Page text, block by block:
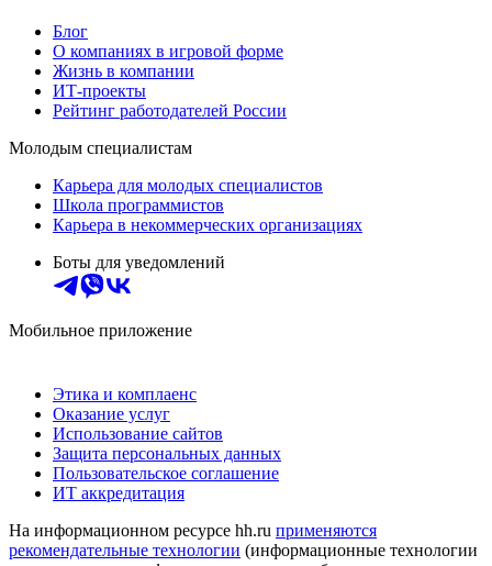
Блог
О компаниях в игровой форме
Жизнь в компании
ИТ-проекты
Рейтинг работодателей России
Молодым специалистам
Карьера для молодых специалистов
Школа программистов
Карьера в некоммерческих организациях
Боты для уведомлений
Мобильное приложение
Этика и комплаенс
Оказание услуг
Использование сайтов
Защита персональных данных
Пользовательское соглашение
ИТ аккредитация
На информационном ресурсе hh.ru применяются
рекомендательные технологии (информационные технологии